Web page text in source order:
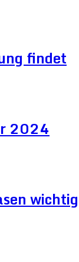
findet
2024
wichtig